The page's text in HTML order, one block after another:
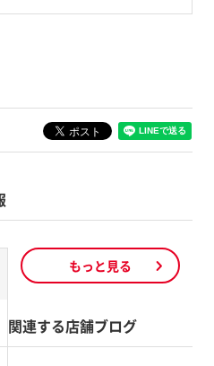
もっと見る
関連する店舗ブログ